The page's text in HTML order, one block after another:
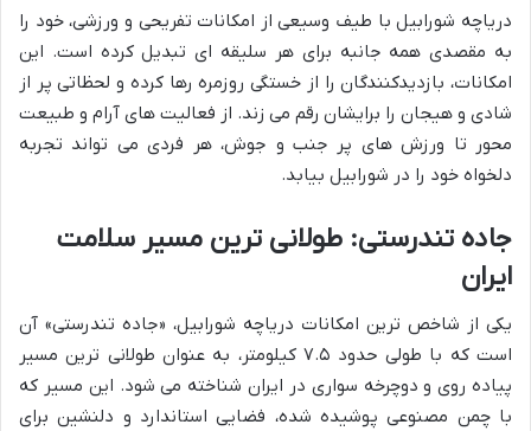
دریاچه شورابیل با طیف وسیعی از امکانات تفریحی و ورزشی، خود را
به مقصدی همه جانبه برای هر سلیقه ای تبدیل کرده است. این
امکانات، بازدیدکنندگان را از خستگی روزمره رها کرده و لحظاتی پر از
شادی و هیجان را برایشان رقم می زند. از فعالیت های آرام و طبیعت
محور تا ورزش های پر جنب و جوش، هر فردی می تواند تجربه
دلخواه خود را در شورابیل بیابد.
جاده تندرستی: طولانی ترین مسیر سلامت
ایران
یکی از شاخص ترین امکانات دریاچه شورابیل، «جاده تندرستی» آن
است که با طولی حدود ۷.۵ کیلومتر، به عنوان طولانی ترین مسیر
پیاده روی و دوچرخه سواری در ایران شناخته می شود. این مسیر که
با چمن مصنوعی پوشیده شده، فضایی استاندارد و دلنشین برای